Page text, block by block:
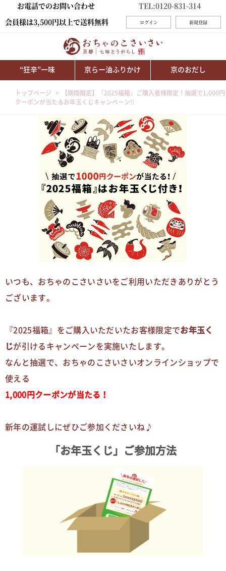
お電話でのお問い合わせ
TEL:0120-831-314
会員様は3,500円以上で送料無料
ログイン 新規登録
“狂辛”一味 京らー油ふりかけ 京のおだし
トップページ
【期間限定】『2025福箱』ご購入者様限定！抽選で1,000円
クーポンが当たるお年玉くじキャンペーン!!
いつも、おちゃのこさいさいをご利用いただきありがとう
ございます。
『2025福箱』をご購入いただいたお客様限定でお年玉く
じが引けるキャンペーンを実施いたします。
なんと抽選で、おちゃのこさいさいオンラインショップで
使える
1,000円クーポンが当たる！
新年の運試しにぜひご参加くださいね♪
「お年玉くじ」ご参加方法